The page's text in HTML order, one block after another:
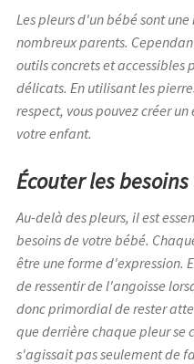
Les pleurs d'un bébé sont
nombreux parents.
outils concrets et accessibles
délicats. En utilisant les
respect, vous pouvez créer
votre enfant.
Écouter les
Au-delà des pleurs, il est
besoins de votre bébé.
être une forme d'expression.
de ressentir de l'angoisse
donc primordial de rester
que derrière chaque pleur se
s'agissait pas seulement de